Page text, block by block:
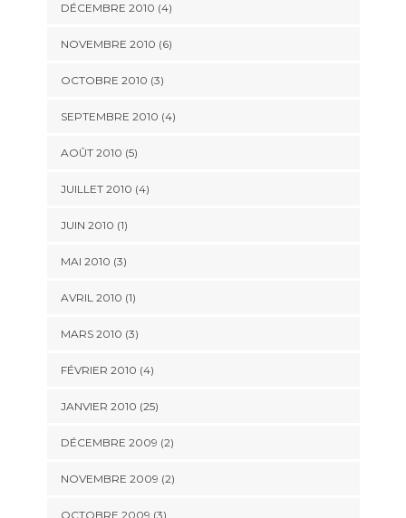
DÉCEMBRE 2010 (4)
NOVEMBRE 2010 (6)
OCTOBRE 2010 (3)
SEPTEMBRE 2010 (4)
AOÛT 2010 (5)
JUILLET 2010 (4)
JUIN 2010 (1)
MAI 2010 (3)
AVRIL 2010 (1)
MARS 2010 (3)
FÉVRIER 2010 (4)
JANVIER 2010 (25)
DÉCEMBRE 2009 (2)
NOVEMBRE 2009 (2)
OCTOBRE 2009 (3)